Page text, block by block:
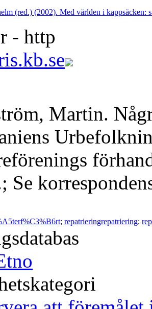
(red.) (2002). Med världen i kappsäcken:
- http
Martin.
Se
; repatrieringrepatriering;